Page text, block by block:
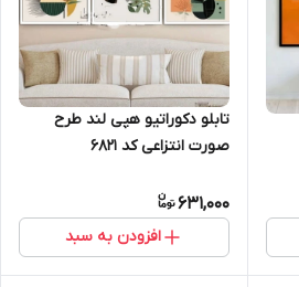
تابلو دکوراتیو هپی لند طرح
صورت انتزاعی کد 6821
631,000
افزودن به سبد